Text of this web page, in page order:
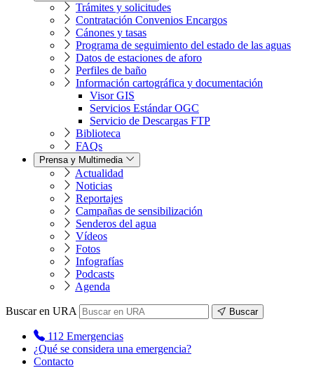
Trámites y solicitudes
Contratación Convenios Encargos
Cánones y tasas
Programa de seguimiento del estado de las aguas
Datos de estaciones de aforo
Perfiles de baño
Información cartográfica y documentación
Visor GIS
Servicios Estándar OGC
Servicio de Descargas FTP
Biblioteca
FAQs
Prensa y Multimedia
Actualidad
Noticias
Reportajes
Campañas de sensibilización
Senderos del agua
Vídeos
Fotos
Infografías
Podcasts
Agenda
Buscar en URA Buscar
112 Emergencias
¿Qué se considera una emergencia?
Contacto